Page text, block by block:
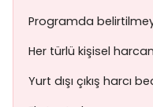
Programda
Her türlü kişisel
Yurt dışı çıkış harcı